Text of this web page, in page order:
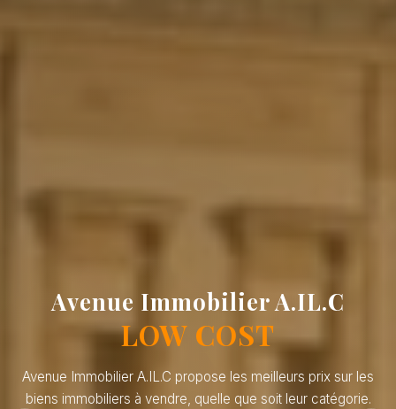
Avenue Immobilier A.IL.C
LOW COST
Avenue Immobilier A.IL.C propose les meilleurs prix sur les
biens immobiliers à vendre, quelle que soit leur catégorie.